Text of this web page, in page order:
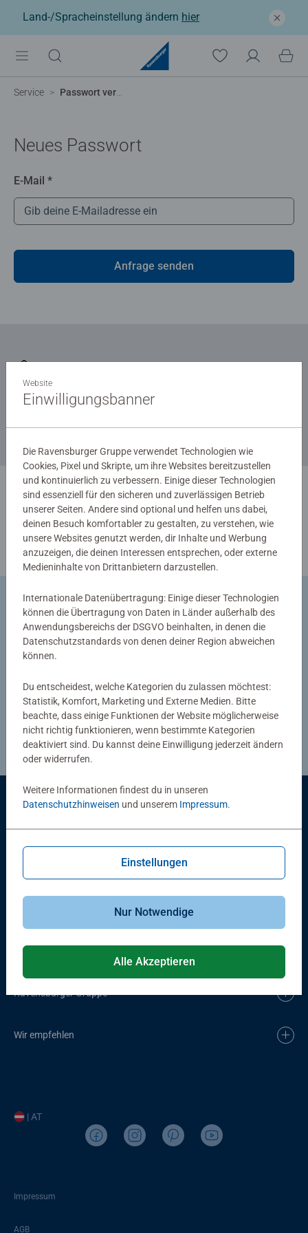
Land-/Spracheinstellung ändern hier
Service Passwort vergessen
Neues Passwort
E-Mail *
Anfrage senden
... und 5 € Gutschein sichern!
Waren zurückgeben
Sie können Ihr Widerrufsrecht ausüben, indem Sie unser
Online-Widerrufsformular ausfüllen. Wir bearbeiten Ihre
Rücksendeanweisungen per E-Mail.
Widerruf fortsetzen
Entdecken
Ravensburger Gruppe
Wir empfehlen
| AT
Impressum
AGB
Website
Einwilligungsbanner
Die Ravensburger Gruppe verwendet Technologien wie
Cookies, Pixel und Skripte, um ihre Websites bereitzustellen
und kontinuierlich zu verbessern. Einige dieser Technologien
sind essenziell für den sicheren und zuverlässigen Betrieb
unserer Seiten. Andere sind optional und helfen uns dabei,
deinen Besuch komfortabler zu gestalten, zu verstehen, wie
unsere Websites genutzt werden, dir Inhalte und Werbung
anzuzeigen, die deinen Interessen entsprechen, oder externe
Medieninhalte von Drittanbietern darzustellen.
Internationale Datenübertragung: Einige dieser Technologien
können die Übertragung von Daten in Länder außerhalb des
Anwendungsbereichs der DSGVO beinhalten, in denen die
Datenschutzstandards von denen deiner Region abweichen
können.
Du entscheidest, welche Kategorien du zulassen möchtest:
Statistik, Komfort, Marketing und Externe Medien. Bitte
beachte, dass einige Funktionen der Website möglicherweise
nicht richtig funktionieren, wenn bestimmte Kategorien
deaktiviert sind. Du kannst deine Einwilligung jederzeit ändern
oder widerrufen.
Weitere Informationen findest du in unseren
Datenschutzhinweisen und unserem Impressum.
Einstellungen
Nur Notwendige
Alle Akzeptieren